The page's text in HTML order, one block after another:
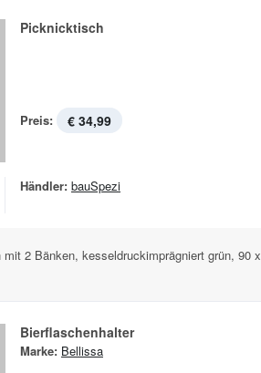
Picknicktisch
Preis: € 34,99
Händler: bauSpezi
2 Bänken, kesseldruckimprägniert grün, 90 x
Bierflaschenhalter
Marke: Bellissa